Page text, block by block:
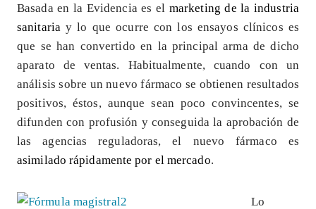
Basada en la Evidencia es el marketing de la industria
sanitaria y lo que ocurre con los ensayos clínicos es
que se han convertido en la principal arma de dicho
aparato de ventas. Habitualmente, cuando con un
análisis sobre un nuevo fármaco se obtienen resultados
positivos, éstos, aunque sean poco convincentes, se
difunden con profusión y conseguida la aprobación de
las agencias reguladoras, el nuevo fármaco es
asimilado rápidamente por el mercado.
Lo